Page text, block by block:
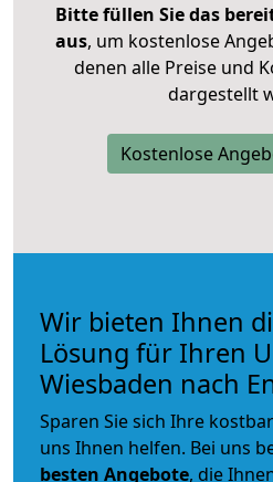
Bitte füllen Sie das
aus, um kostenlose
denen alle Preise und
dargestellt
Kostenlose
Wir bieten Ihnen
Lösung für Ihren
Wiesbaden nach
Sparen Sie sich Ihre
uns Ihnen helfen. Bei uns
besten Angebote, die